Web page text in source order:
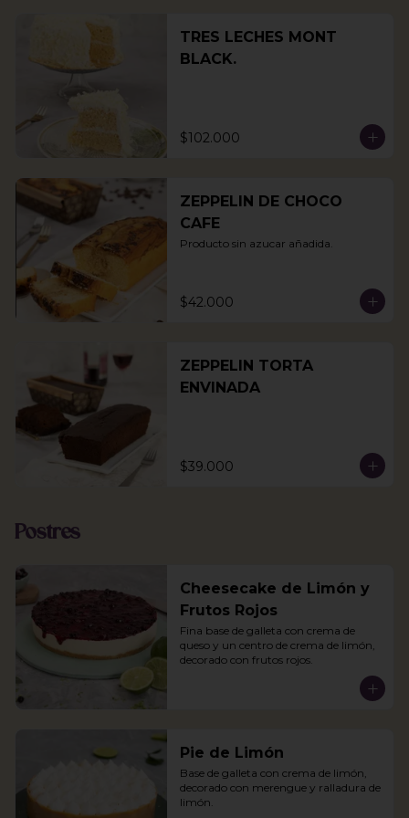
TRES LECHES MONT
BLACK.
$102.000
ZEPPELIN DE CHOCO
CAFE
Producto sin azucar añadida.
$42.000
ZEPPELIN TORTA
ENVINADA
$39.000
Postres
Cheesecake de Limón y
Frutos Rojos
Fina base de galleta con crema de
queso y un centro de crema de limón,
decorado con frutos rojos.
Pie de Limón
Base de galleta con crema de limón,
decorado con merengue y ralladura de
limón.